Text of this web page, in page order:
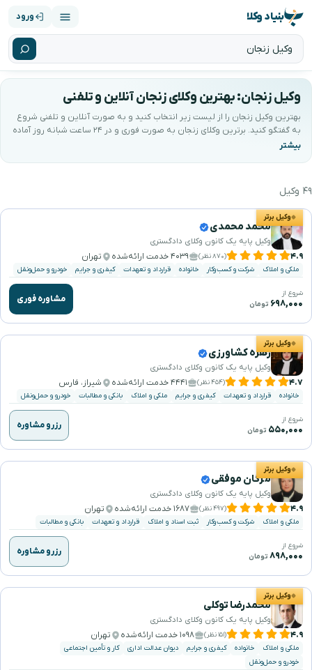
بنیاد وکلا ورود
وکیل زنجان: بهترین وکلای زنجان آنلاین و تلفنی
بهترین وکیل زنجان را از لیست زیر انتخاب کنید و به صورت آنلاین و تلفنی شروع
به گفتگو کنید. برترین وکلای زنجان به صورت فوری و در ۲۴ ساعت شبانه روز آماده
خدمت‌رسانی به شما می‌باشند. کیفیتِ مشاوره با ضمانتِ بنیاد وکلا پشتیبانی
بهترین وکیل زنجان را جستجو و انتخاب کنید
۴۹ وکیل
وکیل برتر
محمد محمدی
وکیل پایه یک کانون وکلای دادگستری
۴.۹ (۸۷۰ نظر) ۴۰۳۹ خدمت ارائه‌شده تهران
ملکی و املاک شرکت و کسب‌وکار خانواده قرارداد و تعهدات کیفری و جرایم خودرو و حمل‌ونقل
شروع از
۶۹۸,۰۰۰ تومان مشاوره فوری
وکیل برتر
زهره کشاورزی
وکیل پایه یک کانون وکلای دادگستری
۴.۷ (۴۵۴ نظر) ۴۴۴۱ خدمت ارائه‌شده شیراز، فارس
خانواده قرارداد و تعهدات کیفری و جرایم ملکی و املاک بانکی و مطالبات خودرو و حمل‌ونقل
شروع از
۵۵۰,۰۰۰ تومان رزرو مشاوره
وکیل برتر
مژگان موفقی
وکیل پایه یک کانون وکلای دادگستری
۴.۹ (۴۹۷ نظر) ۱۶۸۷ خدمت ارائه‌شده تهران
ملکی و املاک شرکت و کسب‌وکار ثبت اسناد و املاک قرارداد و تعهدات بانکی و مطالبات
شروع از
۸۹۸,۰۰۰ تومان رزرو مشاوره
وکیل برتر
محمدرضا توکلی
وکیل پایه یک کانون وکلای دادگستری
۴.۹ (۱۵۱ نظر) ۱۰۹۸ خدمت ارائه‌شده تهران
ملکی و املاک خانواده کیفری و جرایم دیوان عدالت اداری
کار و تأمین اجتماعی
خودرو و حمل‌ونقل